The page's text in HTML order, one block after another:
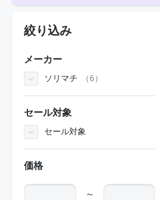
絞り込み
メーカー
ソリマチ 6
セール対象
セール対象
価格
～